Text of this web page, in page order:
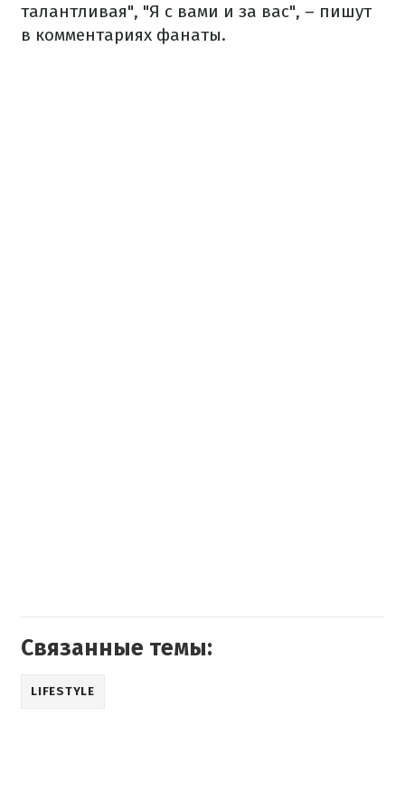
талантливая", "Я с вами и за вас", – пишут
в комментариях фанаты.
Связанные темы:
LIFESTYLE